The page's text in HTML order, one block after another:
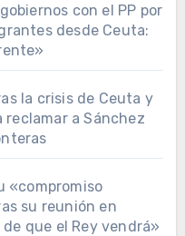
con el PP por
desde Ceuta:
la crisis de Ceuta y
a Sánchez
«compromiso
su reunión en
que el Rey vendrá»